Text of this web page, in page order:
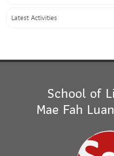
Latest Activities
School of
Mae Fah